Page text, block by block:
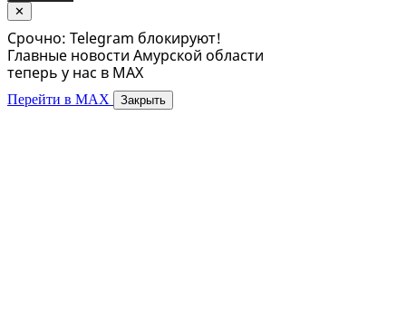
✕
Срочно: Telegram блокируют!
Главные новости Амурской области
теперь у нас в MAX
Перейти в MAX Закрыть